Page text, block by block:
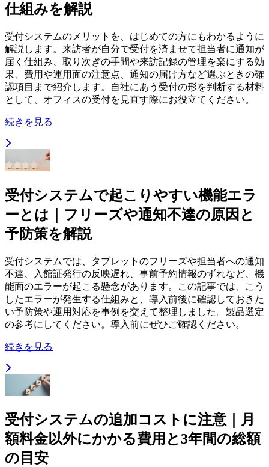
仕組みを解説
受付システムのメリットを、はじめての方にもわかるように
解説します。来訪者が自分で受付を済ませて担当者に通知が
届く仕組み、取り次ぎの手間や来訪記録の管理を楽にする効
果、費用や運用面の注意点、通知の届け方など選ぶときの確
認項目まで紹介します。自社にあう受付の形を判断する材料
として、オフィスの受付を見直す際にお役立てください。
続きを見る
受付システムで起こりやすい機能エラ
ーとは｜フリーズや通知不達の原因と
予防策を解説
受付システムでは、タブレットのフリーズや担当者への通知
不達、入館証発行の反映遅れ、事前予約情報のずれなど、機
能面のエラーが起こる懸念があります。この記事では、こう
したエラーが発生する仕組みと、導入前後に確認しておきた
い予防策や運用対応を事例を交えて整理しました。製品選定
の参考にしてください。導入前にぜひご確認ください。
続きを見る
受付システムの追加コストに注意｜月
額料金以外にかかる費用と3年間の総額
の目安